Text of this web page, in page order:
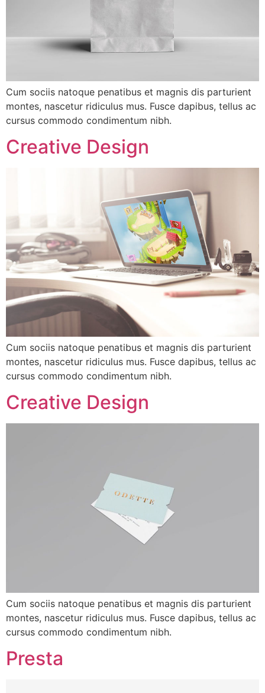
Cum sociis natoque penatibus et magnis dis parturient
montes, nascetur ridiculus mus. Fusce dapibus, tellus ac
cursus commodo condimentum nibh.
Creative Design
Cum sociis natoque penatibus et magnis dis parturient
montes, nascetur ridiculus mus. Fusce dapibus, tellus ac
cursus commodo condimentum nibh.
Creative Design
Cum sociis natoque penatibus et magnis dis parturient
montes, nascetur ridiculus mus. Fusce dapibus, tellus ac
cursus commodo condimentum nibh.
Presta